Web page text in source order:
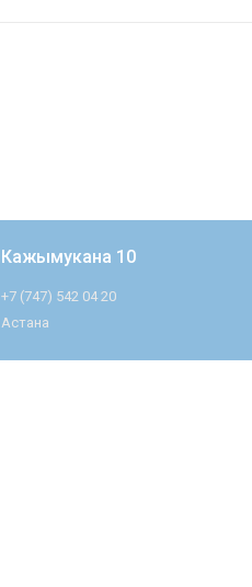
Кажымукана 10
+7 (747) 542 04 20
Астана